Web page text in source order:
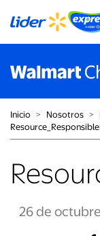
Inicio ˃ Nosotros ˃
26 de